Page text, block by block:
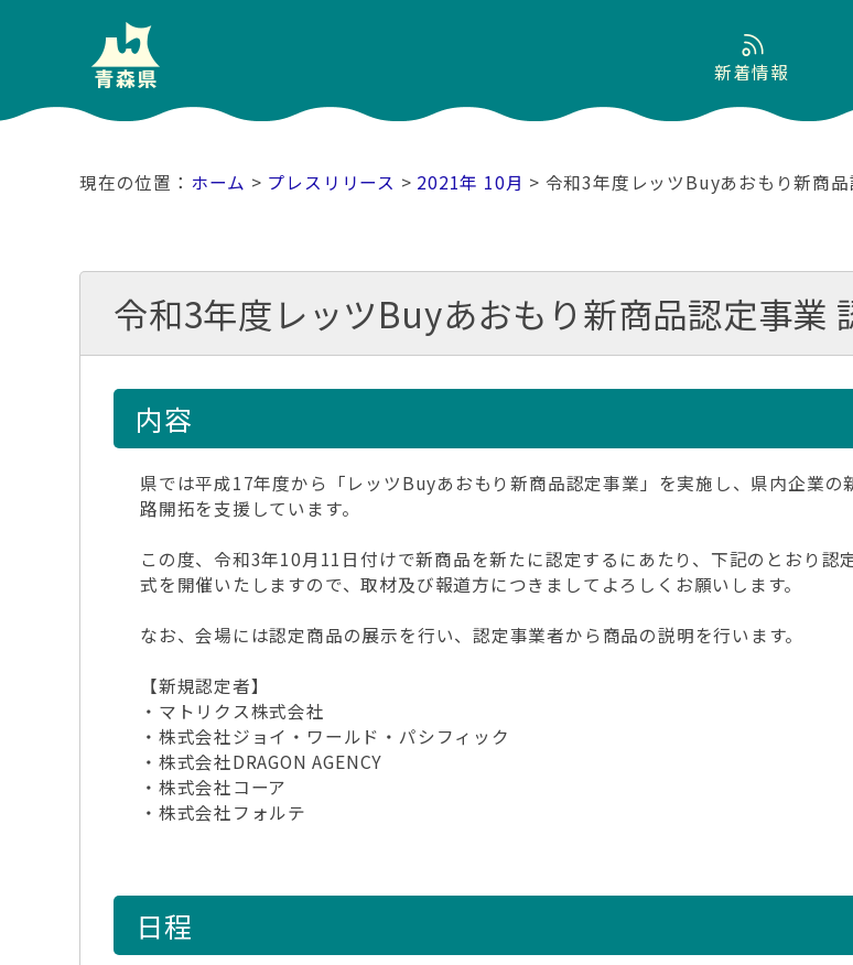
新着情報
ホーム > プレスリリース > 2021年 10月 > 令和3年度レッツBuyあおもり新商
令和3年度レッツBuyあおもり新商品認定事業
内容
県では平成17年度から「レッツBuyあおもり新商品認定事業」を実施し、県内企業の
路開拓を支援しています。
この度、令和3年10月11日付けで新商品を新たに認定するにあたり、下記のとおり認
式を開催いたしますので、取材及び報道方につきましてよろしくお願いします。
なお、会場には認定商品の展示を行い、認定事業者から商品の説明を行います。
【新規認定者】
・マトリクス株式会社
・株式会社ジョイ・ワールド・パシフィック
・株式会社DRAGON AGENCY
・株式会社コーア
・株式会社フォルテ
日程